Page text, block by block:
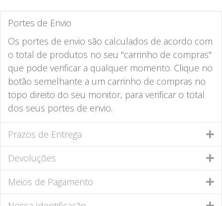
Portes de Envio
Os portes de envio são calculados de acordo com
o total de produtos no seu "carrinho de compras"
que pode verificar a qualquer momento. Clique no
botão semelhante a um carrinho de compras no
topo direito do seu monitor, para verificar o total
dos seus portes de envio.
Prazos de Entrega
Devoluções
Meios de Pagamento